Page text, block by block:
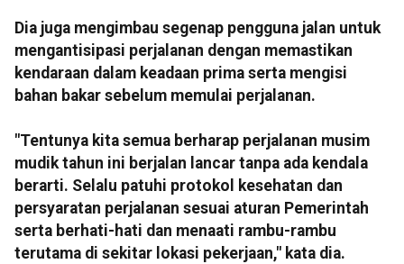
Dia juga mengimbau segenap pengguna jalan untuk
mengantisipasi perjalanan dengan memastikan
kendaraan dalam keadaan prima serta mengisi
bahan bakar sebelum memulai perjalanan.
"Tentunya kita semua berharap perjalanan musim
mudik tahun ini berjalan lancar tanpa ada kendala
berarti. Selalu patuhi protokol kesehatan dan
persyaratan perjalanan sesuai aturan Pemerintah
serta berhati-hati dan menaati rambu-rambu
terutama di sekitar lokasi pekerjaan," kata dia.